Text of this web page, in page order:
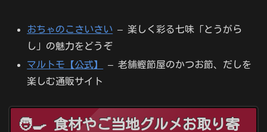
おちゃのこさいさい – 楽しく彩る七味「とうがら
し」の魅力をどうぞ
マルトモ【公式】
– 老舗鰹節屋のかつお節、だしを
楽しむ通販サイト
🧑‍🍳 食材やご当地グルメお取り寄